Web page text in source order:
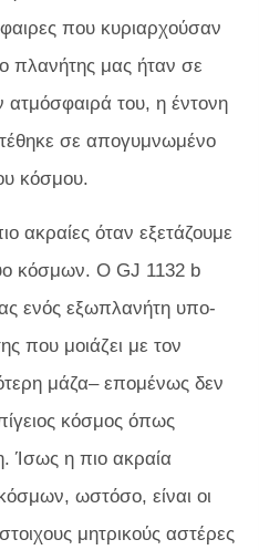
που κυριαρχούσαν
πλανήτης μας ήταν σε
ατμόσφαιρά του, η έντονη
σε απογυμνωμένο
κόσμου.
ακραίες όταν εξετάζουμε
κόσμων. Ο GJ 1132 b
ενός εξωπλανήτη υπο-
που μοιάζει με τον
μάζα– επομένως δεν
κόσμος όπως
Ίσως η πιο ακραία
ωστόσο, είναι οι
μητρικούς αστέρες